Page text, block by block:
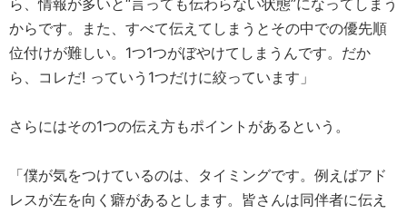
ら、情報が多いと“言っても伝わらない状態”になってしまう
からです。また、すべて伝えてしまうとその中での優先順
位付けが難しい。1つ1つがぼやけてしまうんです。だか
ら、コレだ! っていう1つだけに絞っています」
さらにはその1つの伝え方もポイントがあるという。
「僕が気をつけているのは、タイミングです。例えばアド
レスが左を向く癖があるとします。皆さんは同伴者に伝え